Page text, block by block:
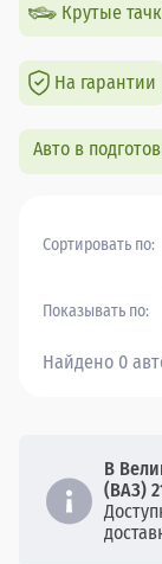
Крутые
На гарантии
Авто в
Сортировать по:
Показывать по:
Найдено 0
В
(ВАЗ)